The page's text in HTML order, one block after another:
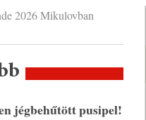
2026 Mikulovban
jégbehűtött pusipel!